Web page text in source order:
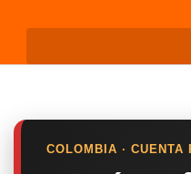
COLOMBIA · CUENTA